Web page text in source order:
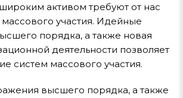
активом требуют от нас
участия. Идейные
порядка, а также новая
деятельности позволяет
систем массового участия.
высшего порядка, а также